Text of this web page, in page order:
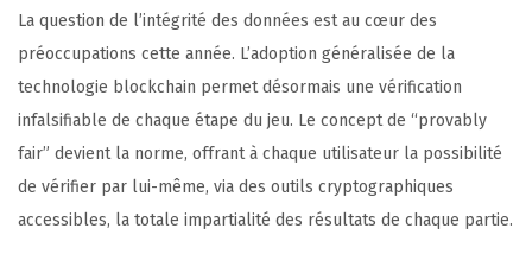
La question de l’intégrité des données est au cœur des
préoccupations cette année. L’adoption généralisée de la
technologie blockchain permet désormais une vérification
infalsifiable de chaque étape du jeu. Le concept de “provably
fair” devient la norme, offrant à chaque utilisateur la possibilité
de vérifier par lui-même, via des outils cryptographiques
accessibles, la totale impartialité des résultats de chaque partie.